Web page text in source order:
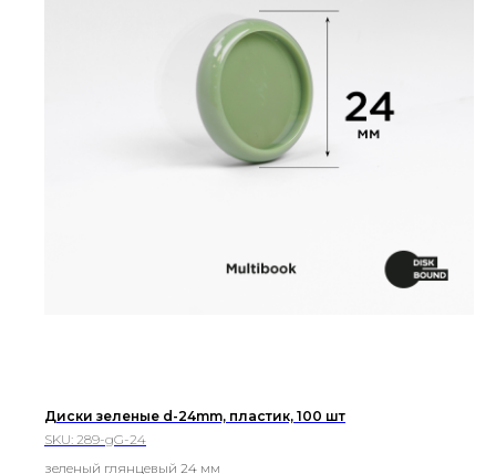
Диски зеленые d-24mm, пластик, 100 шт
SKU: 289-gG-24
зеленый глянцевый 24 мм